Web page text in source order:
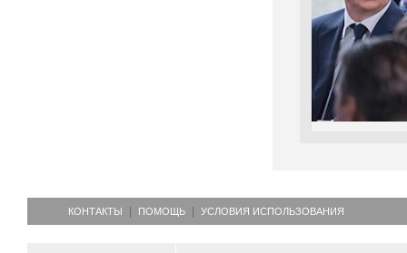
КОНТАКТЫ ПОМОЩЬ УСЛОВИЯ ИСПОЛЬЗОВАНИЯ